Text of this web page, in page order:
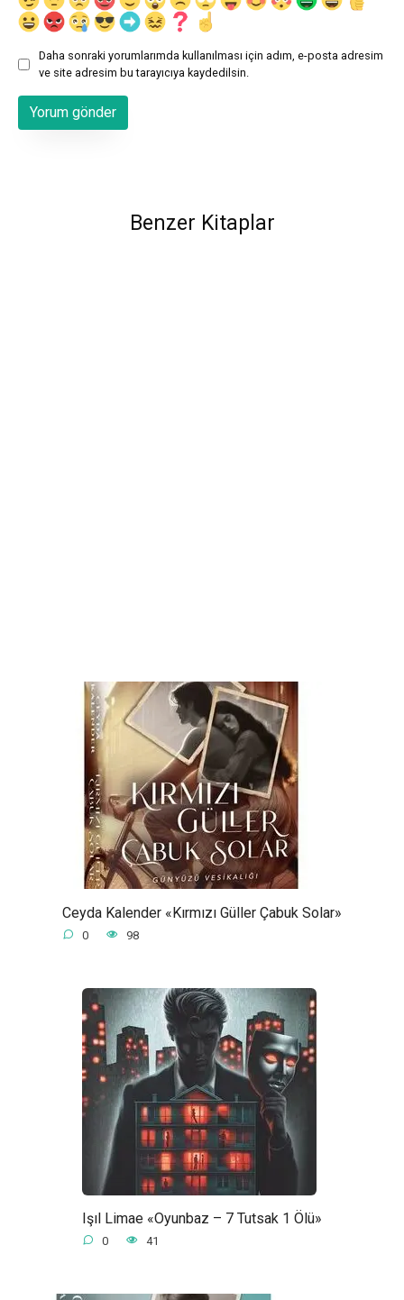
Daha sonraki yorumlarımda kullanılması için adım, e-posta adresim
ve site adresim bu tarayıcıya kaydedilsin.
Benzer Kitaplar
Ceyda Kalender «Kırmızı Güller Çabuk Solar»
0 98
Işıl Limae «Oyunbaz – 7 Tutsak 1 Ölü»
0 41